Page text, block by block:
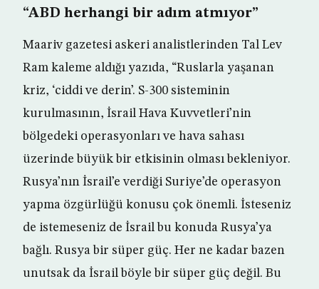
“ABD herhangi bir adım atmıyor”
Maariv gazetesi askeri analistlerinden Tal Lev
Ram kaleme aldığı yazıda, “Ruslarla yaşanan
kriz, ‘ciddi ve derin’. S-300 sisteminin
kurulmasının, İsrail Hava Kuvvetleri’nin
bölgedeki operasyonları ve hava sahası
üzerinde büyük bir etkisinin olması bekleniyor.
Rusya’nın İsrail’e verdiği Suriye’de operasyon
yapma özgürlüğü konusu çok önemli. İsteseniz
de istemeseniz de İsrail bu konuda Rusya’ya
bağlı. Rusya bir süper güç. Her ne kadar bazen
unutsak da İsrail böyle bir süper güç değil. Bu